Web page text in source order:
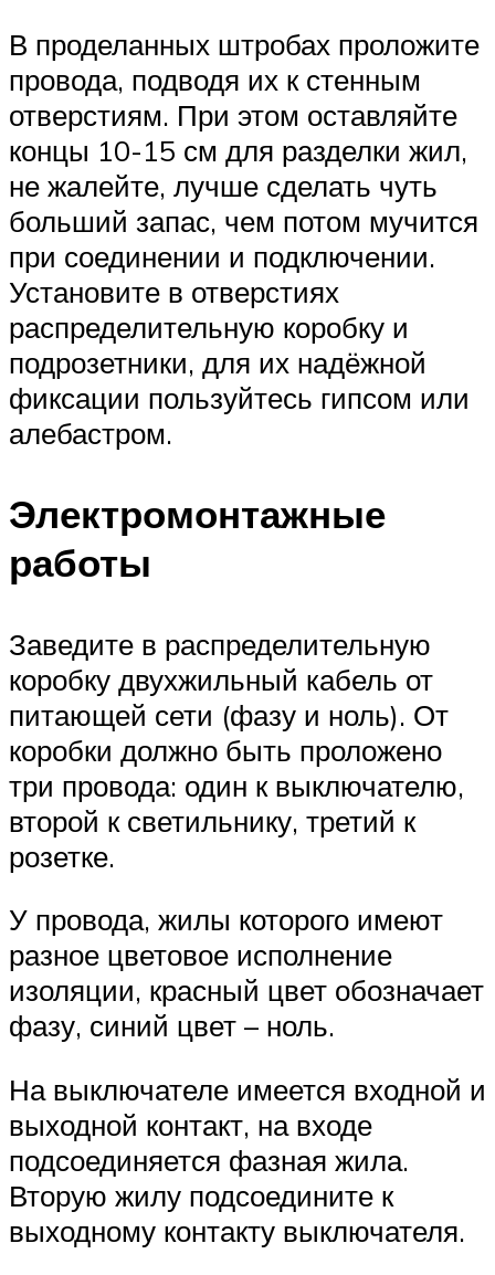
В проделанных штробах проложите
провода, подводя их к стенным
отверстиям. При этом оставляйте
концы 10-15 см для разделки жил,
не жалейте, лучше сделать чуть
больший запас, чем потом мучится
при соединении и подключении.
Установите в отверстиях
распределительную коробку и
подрозетники, для их надёжной
фиксации пользуйтесь гипсом или
алебастром.
Электромонтажные
работы
Заведите в распределительную
коробку двухжильный кабель от
питающей сети (фазу и ноль). От
коробки должно быть проложено
три провода: один к выключателю,
второй к светильнику, третий к
розетке.
У провода, жилы которого имеют
разное цветовое исполнение
изоляции, красный цвет обозначает
фазу, синий цвет – ноль.
На выключателе имеется входной и
выходной контакт, на входе
подсоединяется фазная жила.
Вторую жилу подсоедините к
выходному контакту выключателя.